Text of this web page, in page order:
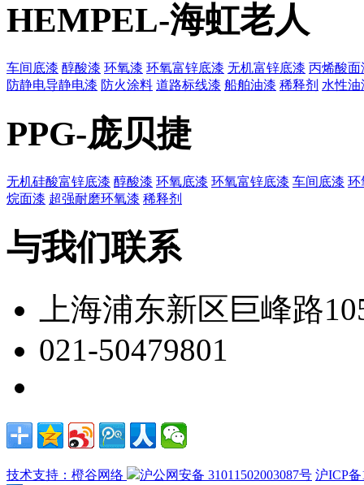
HEMPEL-海虹老人
车间底漆 醇酸漆 环氧漆 环氧富锌底漆 无机富锌底漆 丙烯酸面
防静电导静电漆 防火涂料 道路标线漆 船舶油漆 稀释剂 水性油
PPG-庞贝捷
无机硅酸富锌底漆 醇酸漆 环氧底漆 环氧富锌底漆 车间底漆 环
烷面漆 超强耐磨环氧漆 稀释剂
与我们联系
上海浦东新区巨峰路
021-50479801
技术支持：橙谷网络 沪公网安备 31011502003087号 沪ICP备